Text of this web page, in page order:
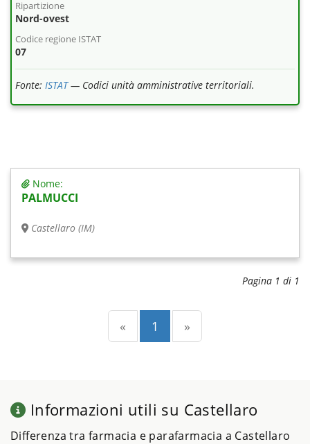
Ripartizione
Nord-ovest
Codice regione ISTAT
07
Fonte: ISTAT— Codici unità amministrative territoriali.
Nome:
PALMUCCI
Castellaro (IM)
Pagina 1 di 1
« Precedente
1 (current)
»
Informazioni utili su Castellaro
Differenza tra farmacia e parafarmacia a Castellaro